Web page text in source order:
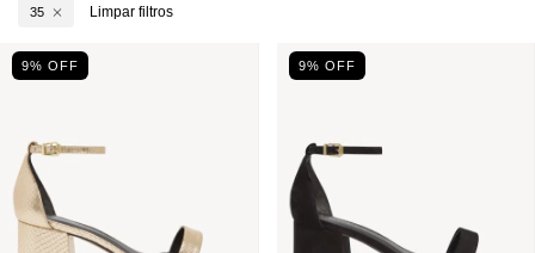
35 Limpar filtros
9% OFF 9% OFF